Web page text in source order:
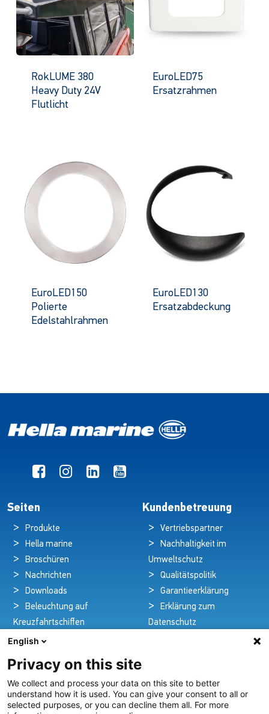
RokLUME 380
Heavy Duty 24V
Flutlicht
EuroLED75
Ersatzrahmen
EuroLED150
Polierte
Edelstahlrahmen
EuroLED130
Ersatzabdeckung
Seiten
Produkte
Hella marine
Broschüren
Nachrichten
Downloads
Beleuchtung auf
Kreuzfahrtschiffen
Kontakt
Kundenbetreuung
Vertriebspartner
Nachhaltigkeit im
Umweltschutz
Qualitätspolitik
Garantieerklärung
Erklärung zum
Datenschutz
Pioniere in nautischer Brillanz und Innovation
Seit über 100 Jahren entwickeln und liefern wir mit
English
Privacy on this site
We collect and process your data on this site to better
understand how it is used. You can give your consent to all or
selected purposes, or you can decline them all. For more